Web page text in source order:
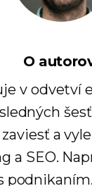
O
v odvetví
a
a SEO.